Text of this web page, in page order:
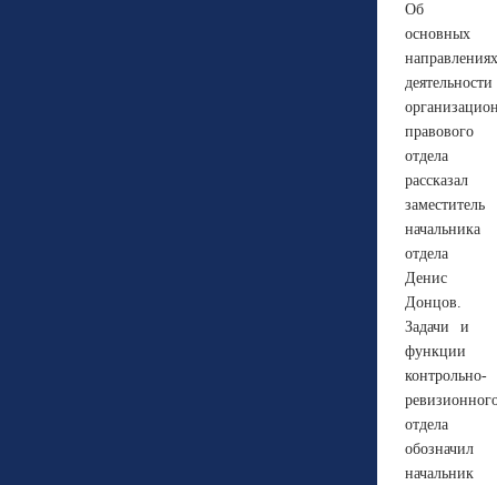
Об
основных
направлениях
деятельности
правового
отдела
рассказал
заместитель
начальника
отдела
Денис
Донцов.
Задачи и
функции
контрольно-
отдела
обозначил
начальник